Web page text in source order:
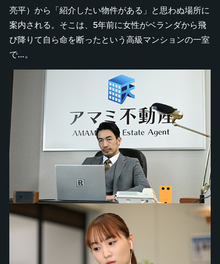
亮平）から「紹介したい物件がある」と思わぬ場所に
案内される。そこは、5年前に女性がベランダから飛
び降りて自ら命を断ったという高級マンションの一室
で…。